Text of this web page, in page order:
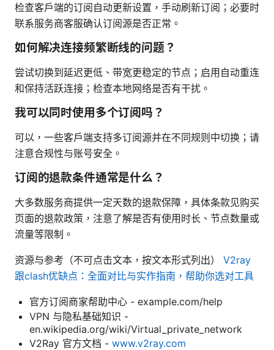
检查客户端的订阅自动更新设置，手动刷新订阅；必要时
联系服务商客服确认订阅源是否正常。
如何解决连接频繁断线的问题？
尝试切换到延迟更低、带宽更稳定的节点；启用自动重连
和保持活跃连接；检查本地网络是否有干扰。
我可以同时使用多个订阅吗？
可以，一些客户端支持多订阅源并在不同规则中切换；请
注意合规性与账号安全。
订阅的退款条件通常是什么？
大多数服务商提供一定天数的退款保障，具体条款见购买
页面的退款政策，注意了解是否有使用时长、节点数量或
流量等限制。
资源与参考（不可点击文本，按文本形式列出） V2ray
跟clash优缺点：全面对比与实作指南，帮助你选对工具
官方订阅商家帮助中心 - example.com/help
VPN 与隐私基础知识 -
en.wikipedia.org/wiki/Virtual_private_network
V2Ray 官方文档 - www.v2ray.com